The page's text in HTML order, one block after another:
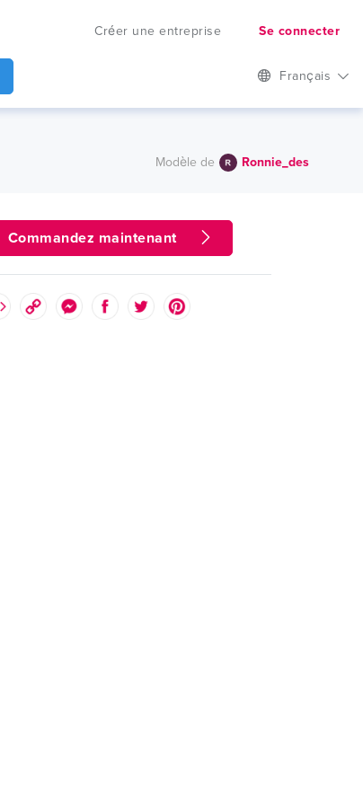
Créer une entreprise Se connecter
Français
Modèle de Ronnie_des
Commandez maintenant